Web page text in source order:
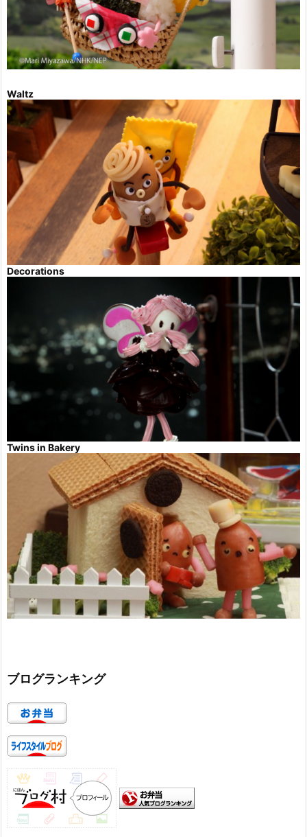
Waltz
Decorations
Twins in Bakery
ブログランキング